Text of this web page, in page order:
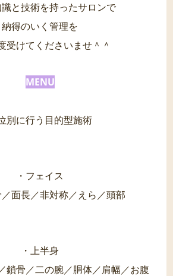
と技術を持ったサロンで
納得のいく管理を
受けてくださいませ＾＾
MENU
別に行う目的型施術
・フェイス
面長／非対称／えら／頭部
・上半身
鎖骨／二の腕／胴体／肩幅／お腹